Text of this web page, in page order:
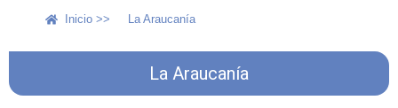
Inicio >> La Araucanía
La Araucanía